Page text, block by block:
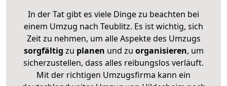
In der Tat gibt es viele Dinge zu beachten bei
einem Umzug nach Teublitz. Es ist wichtig, sich
Zeit zu nehmen, um alle Aspekte des Umzugs
sorgfältig zu planen und zu organisieren, um
sicherzustellen, dass alles reibungslos verläuft.
Mit der richtigen Umzugsfirma kann ein